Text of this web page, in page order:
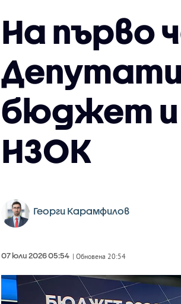
На първо
бюджет и
НЗОК
Георги Карамфилов
07 юли 2026 05:54 | Обновена 20:54